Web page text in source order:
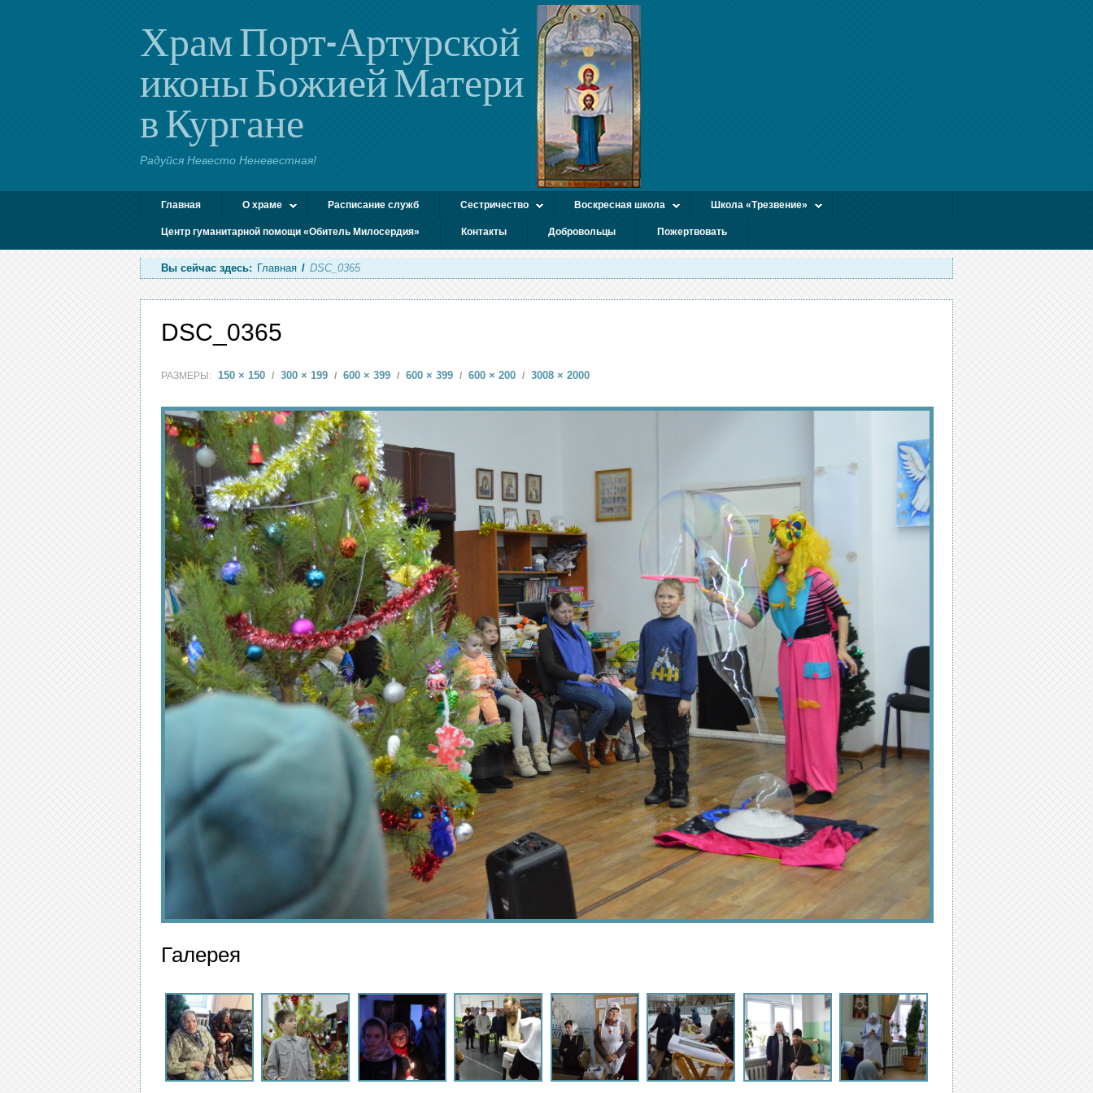
Храм Порт-Артурской
иконы Божией Матери
в Кургане
Радуйся Невесто Неневестная!
Главная О храме Расписание служб Сестричество Воскресная школа Школа «Трезвение»
Центр гуманитарной помощи «Обитель Милосердия» Контакты Добровольцы Пожертвовать
Вы сейчас здесь: Главная / DSC_0365
DSC_0365
РАЗМЕРЫ: 150 × 150 / 300 × 199 / 600 × 399 / 600 × 399 / 600 × 200 / 3008 × 2000
Галерея